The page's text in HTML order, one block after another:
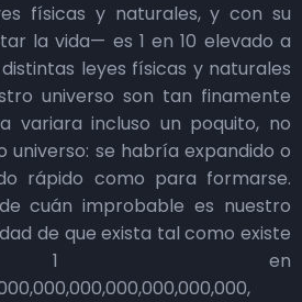
físicas y naturales, y con su
la vida— es 1 en 10 elevado a
distintas leyes físicas y naturales
universo son tan finamente
variara incluso un poquito, no
universo: se habría expandido o
rápido como para formarse.
cuán improbable es nuestro
de que exista tal como existe
1 en